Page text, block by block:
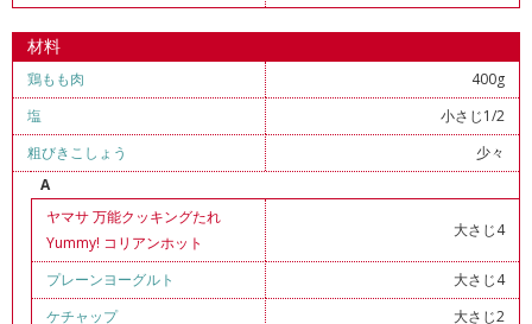
材料
鶏もも肉
400g
塩
小さじ1/2
粗びきこしょう
少々
A
ヤマサ 万能クッキングたれ
Yummy! コリアンホット
大さじ4
プレーンヨーグルト
大さじ4
ケチャップ
大さじ2